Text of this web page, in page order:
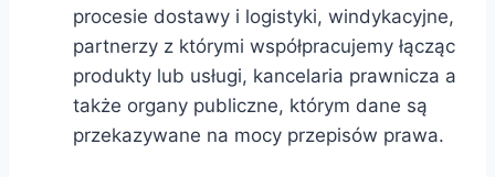
procesie dostawy i logistyki, windykacyjne,
partnerzy z którymi współpracujemy łącząc
produkty lub usługi, kancelaria prawnicza a
także organy publiczne, którym dane są
przekazywane na mocy przepisów prawa.